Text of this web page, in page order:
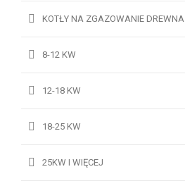
KOTŁY NA ZGAZOWANIE DREWNA
8-12 KW
12-18 KW
18-25 KW
25KW I WIĘCEJ